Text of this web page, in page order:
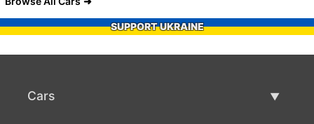
SUPPORT UKRAINE
Cars